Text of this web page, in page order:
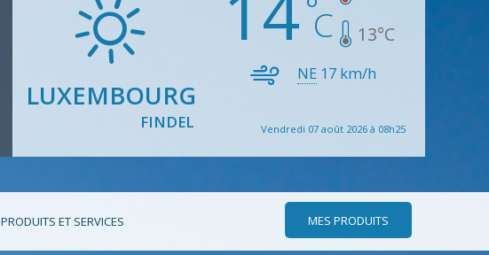
LUXEMBOURG
FINDEL
13°C
NE 17 km/h
Vendredi 07 août 2026 à 08h25
PRODUITS ET SERVICES MES PRODUITS